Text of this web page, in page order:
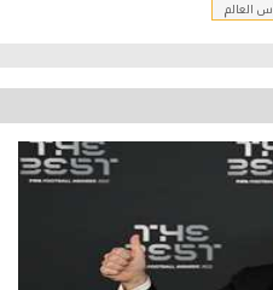
العالم